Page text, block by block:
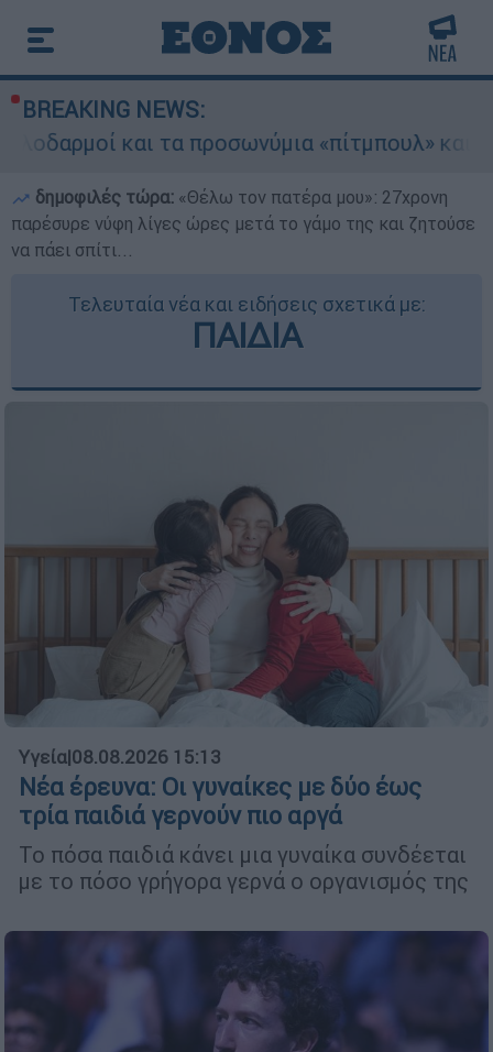
BREAKING NEWS:
προσωνύμια «πίτμπουλ» και «μπουλντόγκ»
δημοφιλές τώρα: «Θέλω τον πατέρα μου»: 27χρονη
παρέσυρε νύφη λίγες ώρες μετά το γάμο της και ζητούσε
να πάει σπίτι...
Τελευταία νέα και ειδήσεις σχετικά με:
ΠΑΙΔΙΑ
Υγεία|08.08.2026 15:13
Νέα έρευνα: Οι γυναίκες με δύο έως
τρία παιδιά γερνούν πιο αργά
Το πόσα παιδιά κάνει μια γυναίκα συνδέεται
με το πόσο γρήγορα γερνά ο οργανισμός της